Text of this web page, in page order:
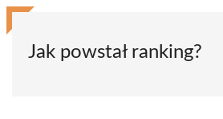
Jak powstał ranking?